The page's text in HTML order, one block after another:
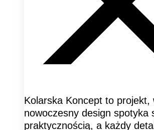
Kolarska Koncept to projekt,
nowoczesny design spotyka
praktycznością, a każdy